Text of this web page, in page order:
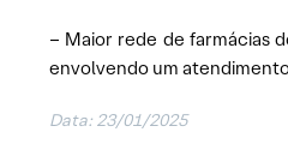
– Maior rede de farmácias
envolvendo um
Data: 23/01/2025